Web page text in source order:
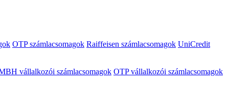
OTP számlacsomagok Raiffeisen számlacsomagok UniCredit
vállalkozói számlacsomagok OTP vállalkozói számlacsomagok